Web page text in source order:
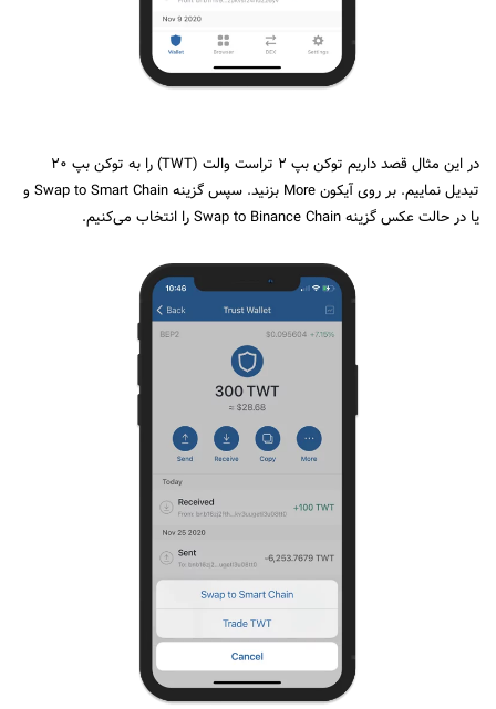
در این مثال قصد داریم توکن بپ ۲ تراست والت ( TWT
) را به توکن بپ ۲۰
تبدیل نماییم. بر روی آیکونMore بزنید. سپس گزینهSwap to Smart Chain و
یا در حالت عکس گزینهSwap to Binance Chainرا انتخاب می‌کنیم.